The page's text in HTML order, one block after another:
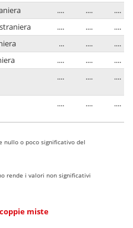
.... ....
....
.... ....
....
... ....
....
.... ....
....
.... .... ....
.... .... ....
nullo o poco significativo del
rende i valori non significativi
miste